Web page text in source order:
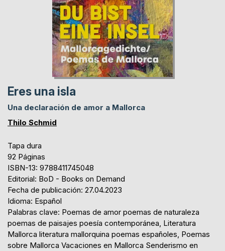
Eres una isla
Una declaración de amor a Mallorca
Thilo Schmid
Tapa dura
92 Páginas
ISBN-13: 9788411745048
Editorial: BoD - Books on Demand
Fecha de publicación: 27.04.2023
Idioma: Español
Palabras clave: Poemas de amor poemas de naturaleza
poemas de paisajes poesía contemporánea, Literatura
Mallorca literatura mallorquina poemas españoles, Poemas
sobre Mallorca Vacaciones en Mallorca Senderismo en